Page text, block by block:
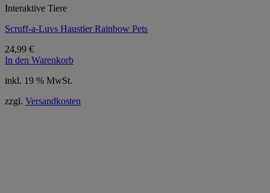
Interaktive Tiere
Scruff-a-Luvs Haustier Rainbow Pets
24,99 €
In den Warenkorb
inkl. 19 % MwSt.
zzgl. Versandkosten